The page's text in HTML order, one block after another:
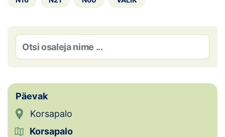
Kontakt
EOL
Kaardid
Kalender
Päevak
Korsapalo
Korsapalo